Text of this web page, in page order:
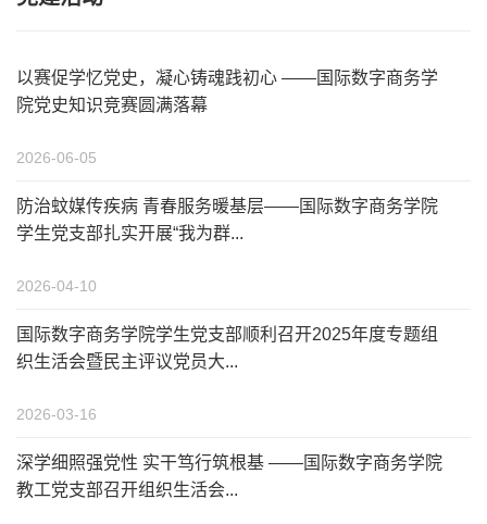
以赛促学忆党史，凝心铸魂践初心 ——国际数字商务学
院党史知识竞赛圆满落幕
2026-06-05
防治蚊媒传疾病 青春服务暖基层——国际数字商务学院
学生党支部扎实开展“我为群...
2026-04-10
国际数字商务学院学生党支部顺利召开2025年度专题组
织生活会暨民主评议党员大...
2026-03-16
深学细照强党性 实干笃行筑根基 ——国际数字商务学院
教工党支部召开组织生活会...